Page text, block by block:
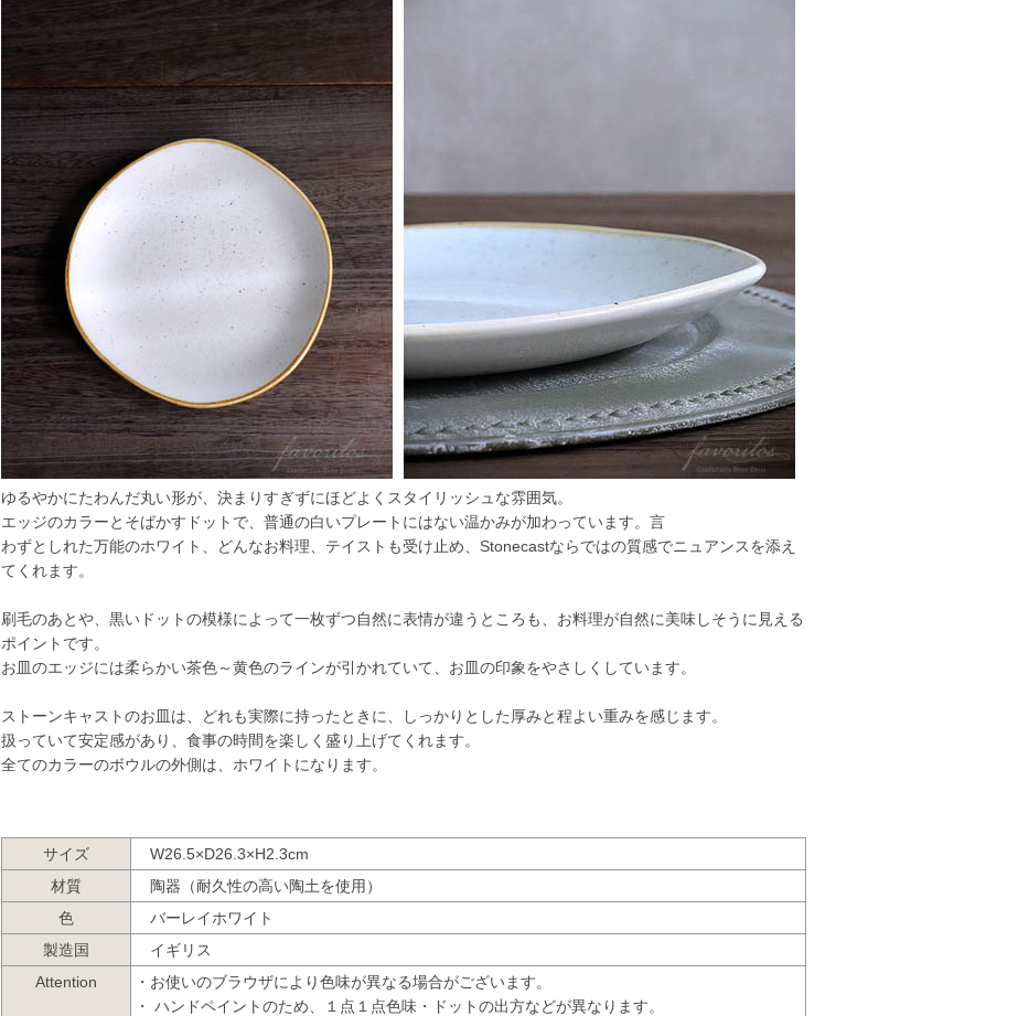
ゆるやかにたわんだ丸い形が、決まりすぎずにほどよくスタイリッシュな雰囲気。
エッジのカラーとそばかすドットで、普通の白いプレートにはない温かみが加わっています。言
わずとしれた万能のホワイト、どんなお料理、テイストも受け止め、Stonecastならではの質感でニュアンスを添え
てくれます。
刷毛のあとや、黒いドットの模様によって一枚ずつ自然に表情が違うところも、お料理が自然に美味しそうに見える
ポイントです。
お皿のエッジには柔らかい茶色～黄色のラインが引かれていて、お皿の印象をやさしくしています。
ストーンキャストのお皿は、どれも実際に持ったときに、しっかりとした厚みと程よい重みを感じます。
扱っていて安定感があり、食事の時間を楽しく盛り上げてくれます。
全てのカラーのボウルの外側は、ホワイトになります。
サイズ
W26.5×D26.3×H2.3cm
材質
陶器（耐久性の高い陶土を使用）
色
バーレイホワイト
製造国
イギリス
Attention
・お使いのブラウザにより色味が異なる場合がございます。
・ ハンドペイントのため、１点１点色味・ドットの出方などが異なります。